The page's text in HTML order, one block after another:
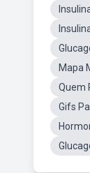
Mapa
Quem
Gifs